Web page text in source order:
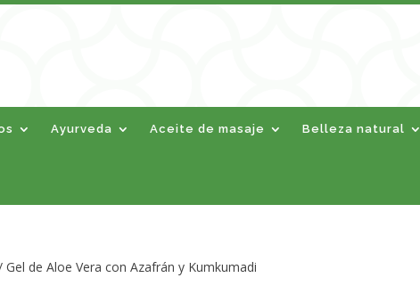
Ayurveda Aceite de masaje Belleza natural
Gel de Aloe Vera con Azafrán y Kumkumadi